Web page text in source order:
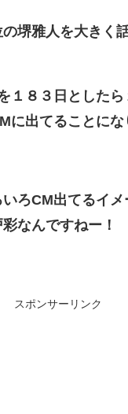
堺雅人を大きく
１８３日とした
に出てることにな
ろCM出てるイ
なんですねー！
スポンサーリンク